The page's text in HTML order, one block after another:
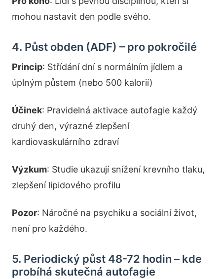
mohou nastavit den podle svého.
4. Půst obden (ADF) – pro pokročilé
Princip: Střídání dní s normálním jídlem a
úplným půstem (nebo 500 kalorií)
Účinek: Pravidelná aktivace autofagie každý
druhý den, výrazné zlepšení
kardiovaskulárního zdraví
Výzkum: Studie ukazují snížení krevního tlaku,
zlepšení lipidového profilu
Pozor: Náročné na psychiku a sociální život,
není pro každého.
5. Periodický půst 48-72 hodin – kde
probíhá skutečná autofagie